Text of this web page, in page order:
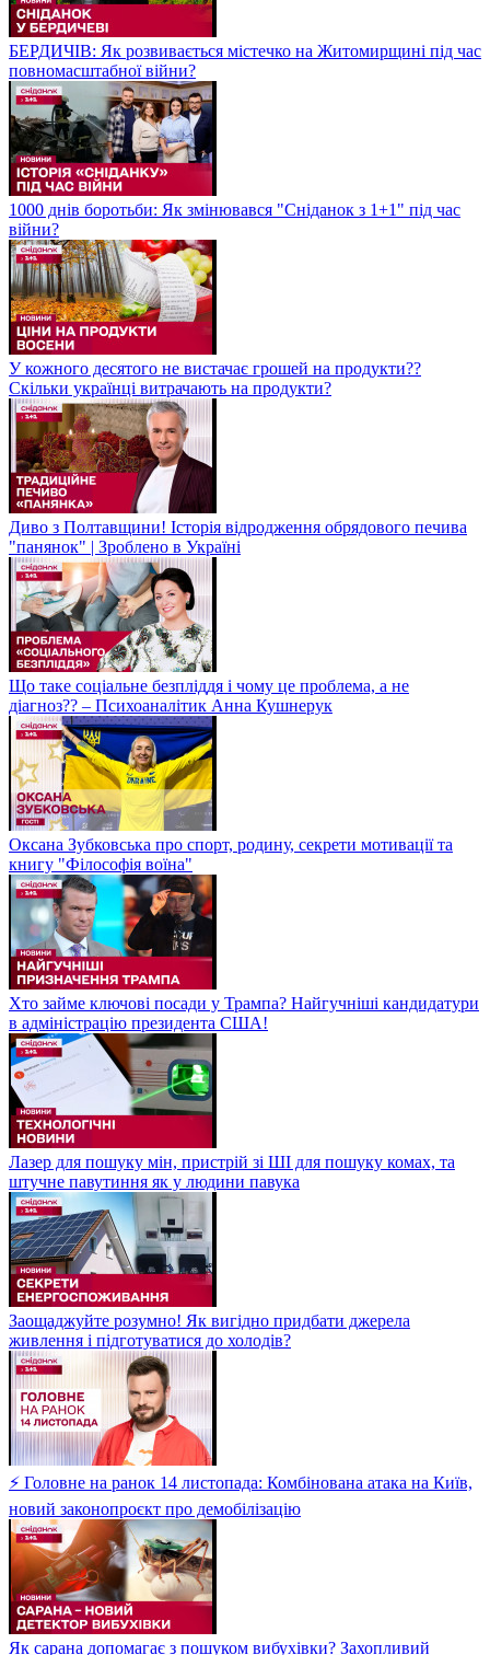
БЕРДИЧІВ: Як розвивається містечко на Житомирщині під час
повномасштабної війни?
1000 днів боротьби: Як змінювався "Сніданок з 1+1" під час
війни?
У кожного десятого не вистачає грошей на продукти??
Скільки українці витрачають на продукти?
Диво з Полтавщини! Історія відродження обрядового печива
"панянок" | Зроблено в Україні
Що таке соціальне безпліддя і чому це проблема, а не
діагноз?? – Психоаналітик Анна Кушнерук
Оксана Зубковська про спорт, родину, секрети мотивації та
книгу "Філософія воїна"
Хто займе ключові посади у Трампа? Найгучніші кандидатури
в адміністрацію президента США!
Лазер для пошуку мін, пристрій зі ШІ для пошуку комах, та
штучне павутиння як у людини павука
Заощаджуйте розумно! Як вигідно придбати джерела
живлення і підготуватися до холодів?
⚡ Головне на ранок 14 листопада: Комбінована атака на Київ,
новий законопроєкт про демобілізацію
Як сарана допомагає з пошуком вибухівки? Захопливий